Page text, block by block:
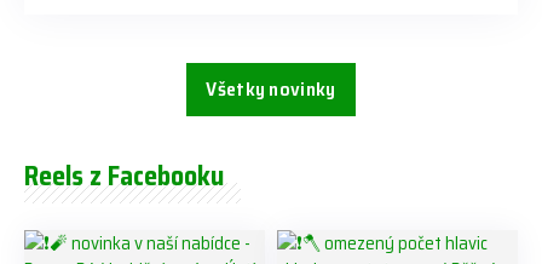
Všetky novinky
Reels z Facebooku